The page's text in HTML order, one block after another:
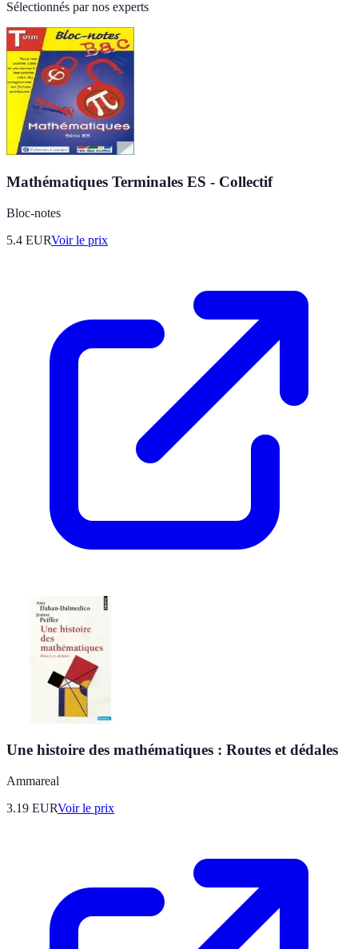
Sélectionnés par nos experts
Mathématiques Terminales ES - Collectif
Bloc-notes
5.4 EURVoir le prix
Une histoire des mathématiques : Routes et dédales
Ammareal
3.19 EURVoir le prix